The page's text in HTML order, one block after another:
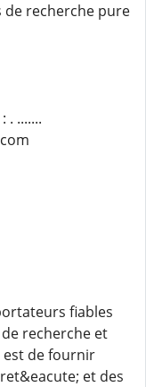
recherche pure
. .......
fiables
recherche et
de fournir
et des